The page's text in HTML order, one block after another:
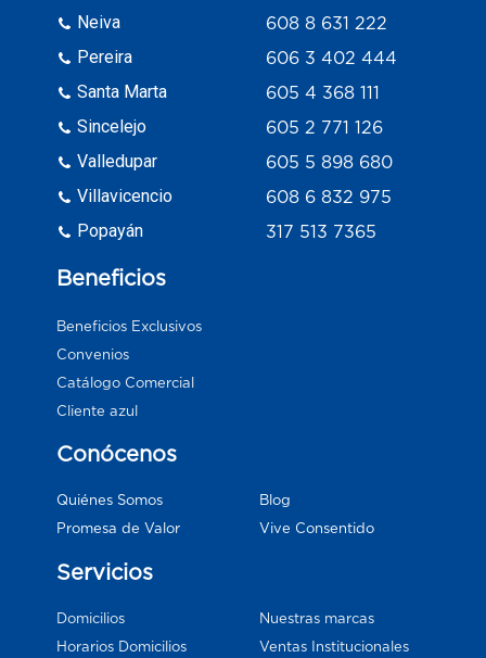
Neiva
Pereira
Santa Marta
Sincelejo
Valledupar
Villavicencio
Popayán
608 8 631 222
606 3 402 444
605 4 368 111
605 2 771 126
605 5 898 680
608 6 832 975
317 513 7365
Beneficios
Beneficios Exclusivos
Convenios
Catálogo Comercial
Cliente azul
Conócenos
Quiénes Somos
Promesa de Valor
Blog
Vive Consentido
Servicios
Domicilios
Horarios Domicilios
Nuestras marcas
Ventas Institucionales